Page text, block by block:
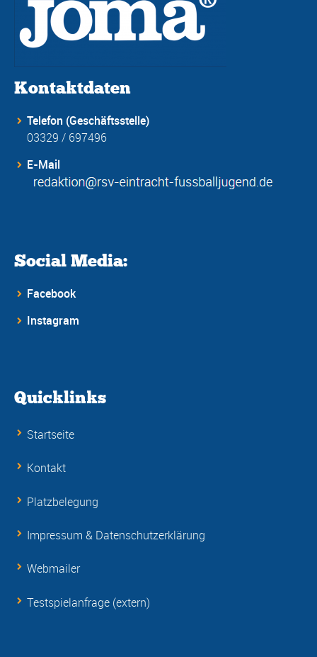
Kontaktdaten
Telefon (Geschäftsstelle)
03329 / 697496
E-Mail
Social Media:
Facebook
Instagram
Quicklinks
Startseite
Kontakt
Platzbelegung
Impressum & Datenschutzerklärung
Webmailer
Testspielanfrage (extern)